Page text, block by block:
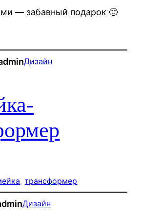
— забавный подарок 🙂
Дизайн
, трансформер
Дизайн